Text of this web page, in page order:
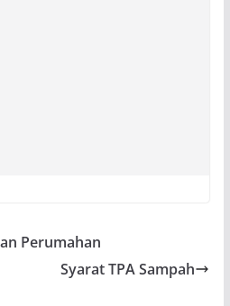
Perumahan
Syarat TPA Sampah